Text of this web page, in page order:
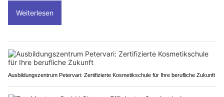
Weiterlesen
Ausbildungszentrum Petervari: Zertifizierte Kosmetikschule für Ihre berufliche Zukunft